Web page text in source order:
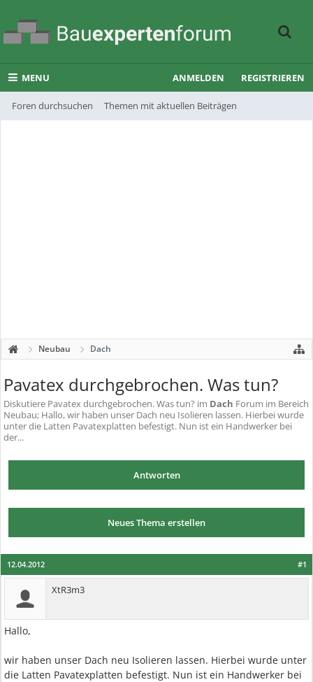
MENU
Foren durchsuchen Themen mit aktuellen Beiträgen
ANMELDEN REGISTRIEREN
Neubau Dach
Pavatex durchgebrochen. Was tun?
Diskutiere Pavatex durchgebrochen. Was tun? im Dach Forum im Bereich
Neubau; Hallo, wir haben unser Dach neu Isolieren lassen. Hierbei wurde
unter die Latten Pavatexplatten befestigt. Nun ist ein Handwerker bei
der...
Antworten
Neues Thema erstellen
#1
12.04.2012
XtR3m3
Hallo,
wir haben unser Dach neu Isolieren lassen. Hierbei wurde unter
die Latten Pavatexplatten befestigt. Nun ist ein Handwerker bei